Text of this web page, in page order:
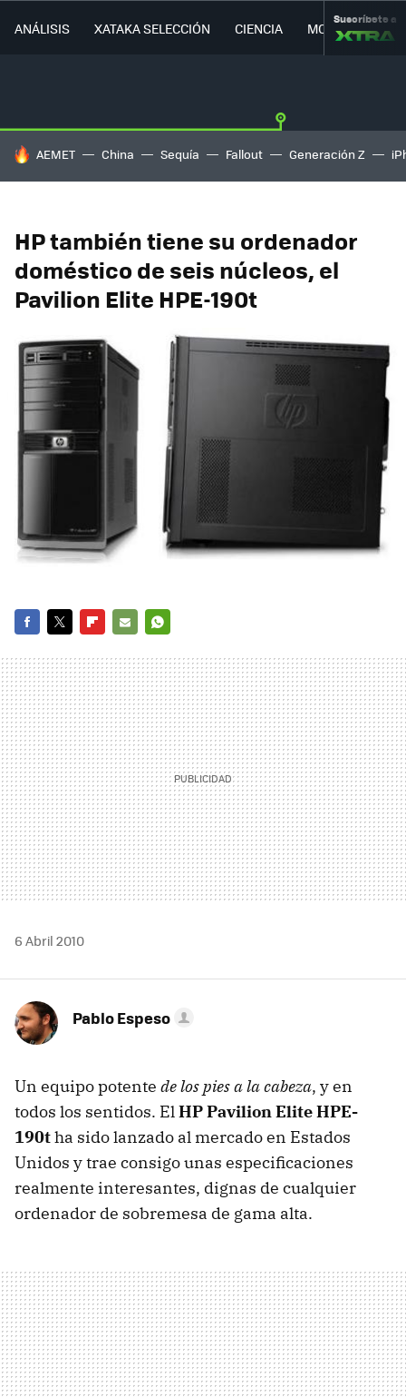
ANÁLISIS XATAKA SELECCIÓN CIENCIA MOVILIDAD
Suscríbete a
HOY SE HABLA DE
AEMET China Sequía Fallout Generación Z
HP también tiene su ordenador
doméstico de seis núcleos, el
Pavilion Elite HPE-190t
MAIL
6 Abril 2010
Pablo Espeso
Un equipo potente de los pies a la cabeza, y en
todos los sentidos. ElHP Pavilion Elite HPE-
190tha sido lanzado al mercado en Estados
Unidos y trae consigo unas especificaciones
realmente interesantes, dignas de cualquier
ordenador de sobremesa de gama alta.